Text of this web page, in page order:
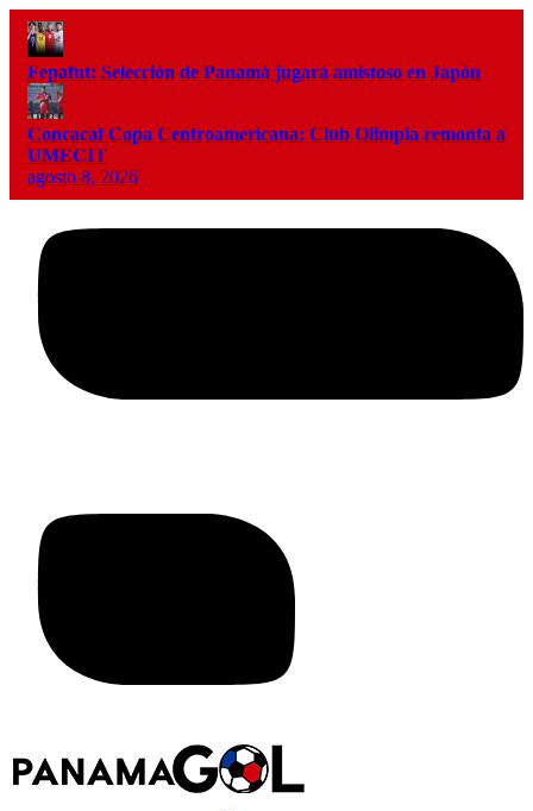
Fepafut: Selección de Panamá jugará amistoso en Japón
Concacaf Copa Centroamericana: Club Olimpia remonta a
UMECIT
agosto 8, 2026